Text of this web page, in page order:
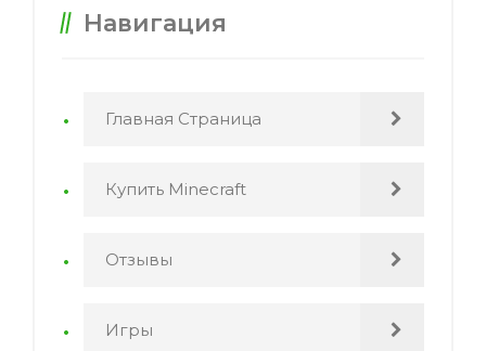
Навигация
Главная Страница
Купить Minecraft
Отзывы
Игры